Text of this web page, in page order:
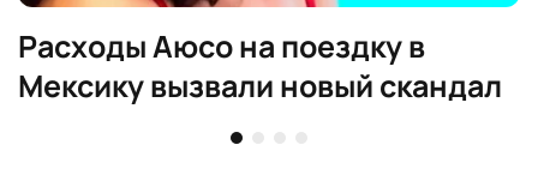
Расходы Аюсо на поездку в
Мексику вызвали новый скандал